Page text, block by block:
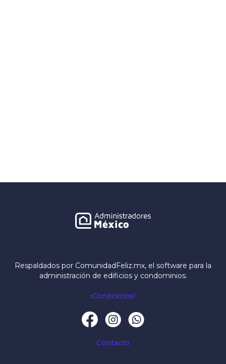
Respaldados por ComunidadFeliz.mx, el software para la
administración de edificios y condominios.
¡Conócenos!
Contacto